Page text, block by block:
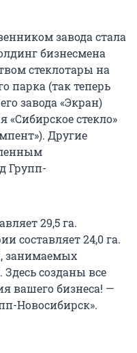
завода стала
бизнесмена
стеклотары на
парка (так теперь
завода «Экран)
«Сибирское стекло»
Другие
Групп-
29,5 га.
составляет 24,0 га.
занимаемых
Здесь созданы все
вашего бизнеса! —
Новосибирск».